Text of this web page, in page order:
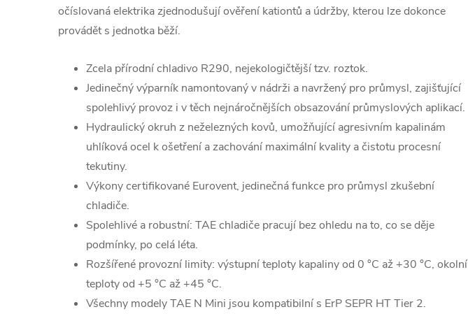
očíslovaná elektrika zjednodušují ověření kationtů a údržby, kterou lze dokonce
provádět s jednotka běží.
Zcela přírodní chladivo R290, nejekologičtější tzv. roztok.
Jedinečný výparník namontovaný v nádrži a navržený pro průmysl, zajišťující
spolehlivý provoz i v těch nejnáročnějších obsazování průmyslových aplikací.
Hydraulický okruh z neželezných kovů, umožňující agresivním kapalinám
uhlíková ocel k ošetření a zachování maximální kvality a čistotu procesní
tekutiny.
Výkony certifikované Eurovent, jedinečná funkce pro průmysl zkušební
chladiče.
Spolehlivé a robustní: TAE chladiče pracují bez ohledu na to, co se děje
podmínky, po celá léta.
Rozšířené provozní limity: výstupní teploty kapaliny od 0 °C až +30 °C, okolní
teploty od +5 °C až +45 °C.
Všechny modely TAE N Mini jsou kompatibilní s ErP SEPR HT Tier 2.